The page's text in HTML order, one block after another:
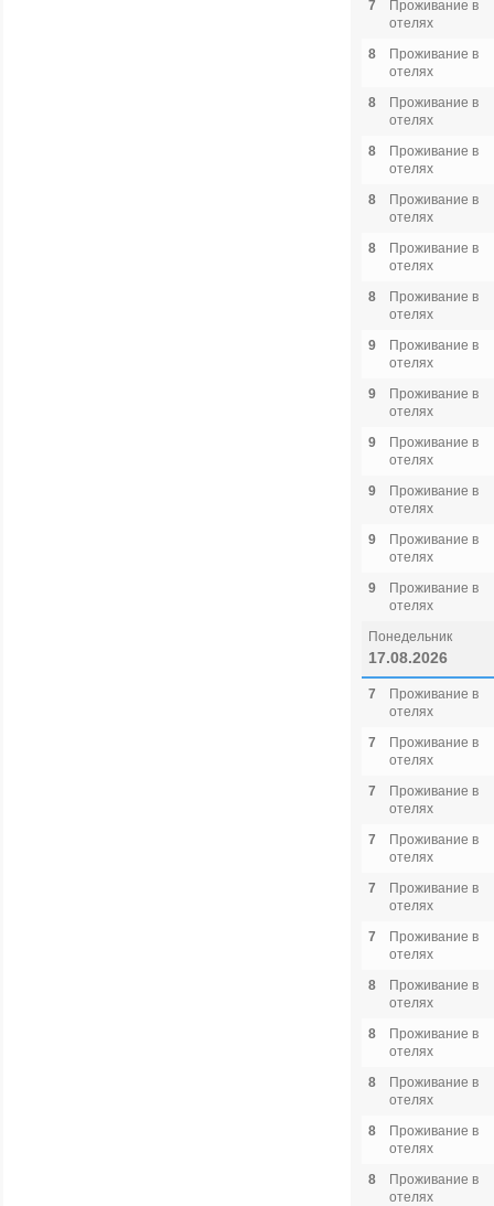
7
Проживание в
отелях
8
Проживание в
отелях
8
Проживание в
отелях
8
Проживание в
отелях
8
Проживание в
отелях
8
Проживание в
отелях
8
Проживание в
отелях
9
Проживание в
отелях
9
Проживание в
отелях
9
Проживание в
отелях
9
Проживание в
отелях
9
Проживание в
отелях
9
Проживание в
отелях
Понедельник
17.08.2026
7
Проживание в
отелях
7
Проживание в
отелях
7
Проживание в
отелях
7
Проживание в
отелях
7
Проживание в
отелях
7
Проживание в
отелях
8
Проживание в
отелях
8
Проживание в
отелях
8
Проживание в
отелях
8
Проживание в
отелях
8
Проживание в
отелях